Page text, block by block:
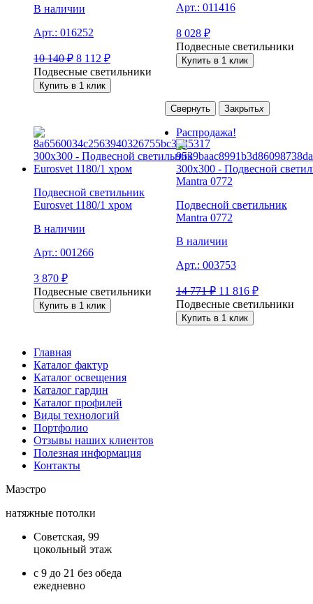
В наличии
Арт.: 016252
10 140₽ 8 112 ₽
Подвесные светильники
Купить в 1 клик
Арт.: 011416
8 028 ₽
Подвесные светильники
Купить в 1 клик
Подвесной светильник
Eurosvet 1180/1 хром
В наличии
Арт.: 001266
3 870 ₽
Подвесные светильники
Купить в 1 клик
Распродажа!
Подвесной светильник
Mantra 0772
В наличии
Арт.: 003753
14 771₽ 11 816 ₽
Подвесные светильники
Купить в 1 клик
Свернуть Закрытьx
Главная
Каталог фактур
Каталог освещения
Каталог гардин
Каталог профилей
Виды технологий
Портфолио
Отзывы наших клиентов
Полезная информация
Контакты
Маэстро
натяжные потолки
Советская, 99
цокольный этаж
с 9 до 21 без обеда
ежедневно